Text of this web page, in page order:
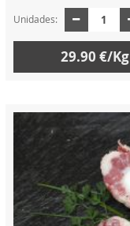
Unidades:
29.90 €/Kg